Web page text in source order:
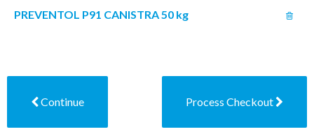
PREVENTOL P91 CANISTRA 50 kg
Continue Process Checkout